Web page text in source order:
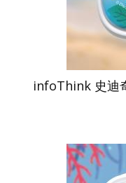
infoThink 史迪